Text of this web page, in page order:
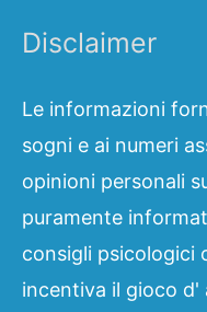
Disclaimer
Le informazioni
sogni e ai numeri
opinioni personali
puramente
consigli psicologici
incentiva il gioco d'